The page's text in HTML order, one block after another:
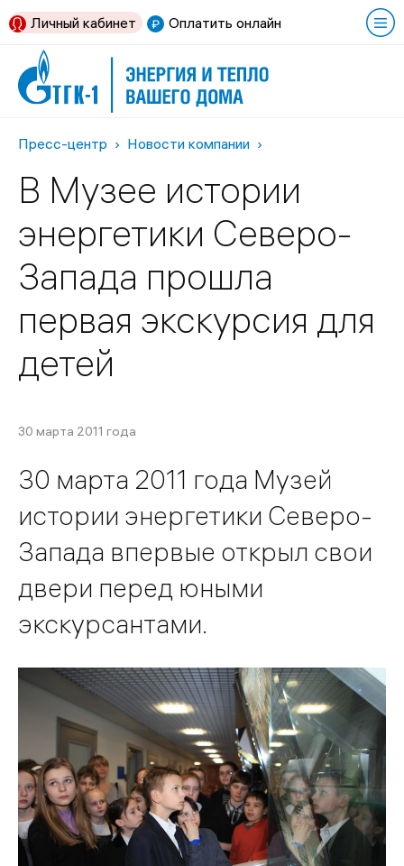
Оплатить онлайн
Личный кабинет
Пресс-центр Новости компании
В Музее истории
энергетики Северо-
Запада прошла
первая экскурсия для
детей
30 марта 2011 года
30 марта 2011 года Музей
истории энергетики Северо-
Запада впервые открыл свои
двери перед юными
экскурсантами.